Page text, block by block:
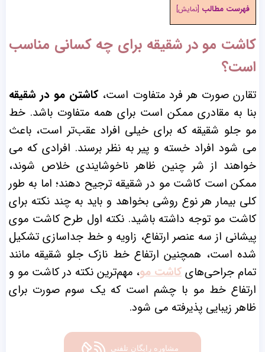
فهرست مطالب [نمایش]
کاشت مو در شقیقه برای چه کسانی مناسب
است؟
تقارن صورت هر فرد متفاوت است،کاشتن مو در شقیقه
بنا به مقادری ممکن است برای همه متفاوت باشد. خط
مو جلو شقیقه که برای خیلی افراد عقب‌تر است، باعث
می شود افراد خسته و پیر به نظر برسند. افرادی که می
خواهند از شر چنین ظاهر ناخوشایندی خلاص شوند،
ممکن است کاشت مو در شقیقه ترجیح دهند؛ اما به طور
کلی بیمار هر نوع روشی بخواهد و باید به چند نکته برای
کاشت مو توجه داشته باشید. نکته اول طرح کاشت موی
پیشانی از سه عنصر ارتفاع، زاویه و خط جداسازی تشکیل
شده است، همچنین ارتفاع خط نازک جلو شقیقه مانند
تمام جراحی‌های کاشت مو، مهم‌ترین نکته در کاشت مو و
ارتفاع خط مو با چشم است که یک سوم صورت برای
ظاهر زیبایی پذیرفته می شود.
مشاوره رایگان تلفنی